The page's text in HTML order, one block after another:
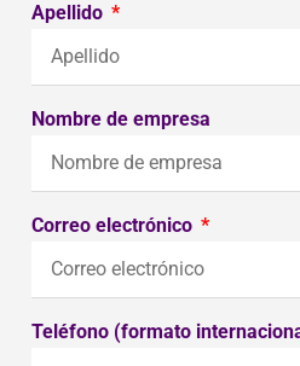
Apellido
Nombre de empresa
Correo electrónico
Teléfono (formato